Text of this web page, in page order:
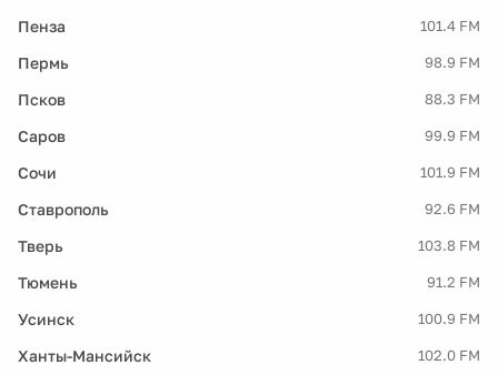
Пенза 101.4 FM
Пермь 98.9 FM
Псков 88.3 FM
Саров 99.9 FM
Сочи 101.9 FM
Ставрополь 92.6 FM
Тверь 103.8 FM
Тюмень 91.2 FM
Усинск 100.9 FM
Ханты-Мансийск 102.0 FM